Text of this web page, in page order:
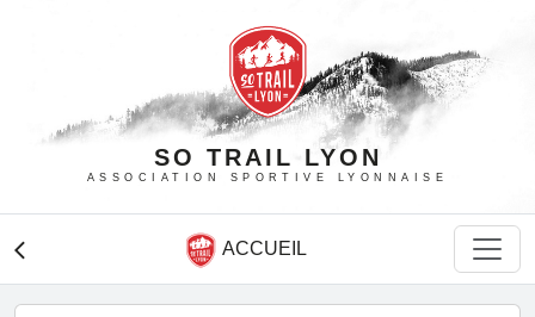
SO TRAIL LYON
ASSOCIATION SPORTIVE LYONNAISE
arrow_back_ios ACCUEIL